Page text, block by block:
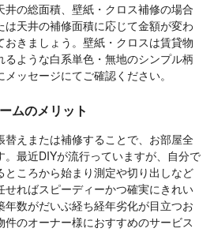
の総面積、壁紙・クロス補修の場合
天井の補修面積に応じて金額が変わ
おきましょう。壁紙・クロスは賃貸物
ような白系単色・無地のシンプル柄
ッセージにてご確認ください。
ムのメリット
替えまたは補修することで、お部屋全
最近DIYが流行っていますが、自分で
ころから始まり測定や切り出しなど
ればスピーディーかつ確実にきれい
数がだいぶ経ち経年劣化が目立つお
のオーナー様におすすめのサービス